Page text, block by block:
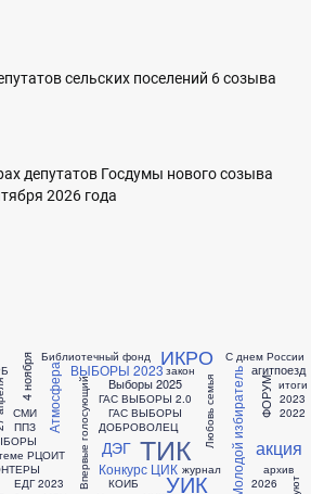
сельских поселений 6 созыва
депутатов Госдумы нового созыва
2026 года
4 ноября Атмосфера
Библиотечный фонд
ВЫБОРЫ 2023
Впервые голосующий Выборы 2025
ГАС ВЫБОРЫ
ГАС ВЫБОРЫ 2.0
ДОБРОВОЛЕЦ
ДЭГ
ЕДГ 2023
ИКРО
КОИБ
Конкурс ЦИК
Любовь семья Молодой избиратель
ППЗ
РЦОИТ
С днем России
СМИ
ТИК
УИК
ФОРУМ
агитпоезд
акция
архив
журнал
закон
итоги
2022
2023
2026